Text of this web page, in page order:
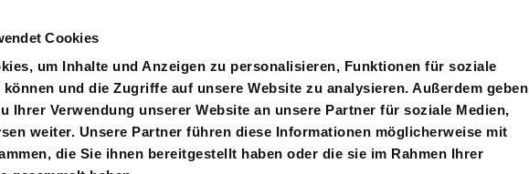
Cookies
um Inhalte und Anzeigen zu personalisieren, Funktionen für soziale
und die Zugriffe auf unsere Website zu analysieren. Außerdem geben
Ihrer Verwendung unserer Website an unsere Partner für soziale Medien,
weiter. Unsere Partner führen diese Informationen möglicherweise mit
die Sie ihnen bereitgestellt haben oder die sie im Rahmen Ihrer
Spielplan Toggle search input Suche Anmelden Anmeldung